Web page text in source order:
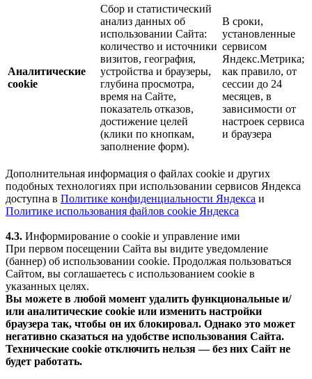
Аналитические
cookie
Сбор и статистический
анализ данных об
использовании Сайта:
количество и источники
визитов, география,
устройства и браузеры,
глубина просмотра,
время на Сайте,
показатель отказов,
достижение целей
(клики по кнопкам,
заполнение форм).
В сроки,
установленные
сервисом
Яндекс.Метрика;
как правило, от
сессии до 24
месяцев, в
зависимости от
настроек сервиса
и браузера
Дополнительная информация о файлах cookie и других
подобных технологиях при использовании сервисов Яндекса
доступна в Политике конфиденциальности Яндекса и
Политике использования файлов cookie Яндекса
4.3. Информирование о cookie и управление ими
При первом посещении Сайта вы видите уведомление
(баннер) об использовании cookie. Продолжая пользоваться
Сайтом, вы соглашаетесь с использованием cookie в
указанных целях.
Вы можете в любой момент удалить функциональные и/
или аналитические cookie или изменить настройки
браузера так, чтобы он их блокировал. Однако это может
негативно сказаться на удобстве использования Сайта.
Технические cookie отключить нельзя — без них Сайт не
будет работать.